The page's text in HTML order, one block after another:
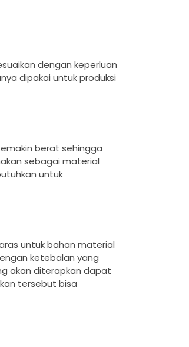
dengan keperluan
dipakai untuk produksi
berat sehingga
sebagai material
untuk
untuk bahan material
ketebalan yang
akan diterapkan dapat
tersebut bisa